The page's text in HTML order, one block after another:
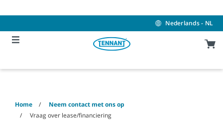
to
to
menu
Nederlands - NL
Home
Neem contact met ons op
Vraag over lease/financiering